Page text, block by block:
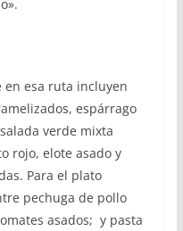
en esa ruta incluyen
espárrago
verde mixta
rojo, elote asado y
Para el plato
pechuga de pollo
asados; y pasta